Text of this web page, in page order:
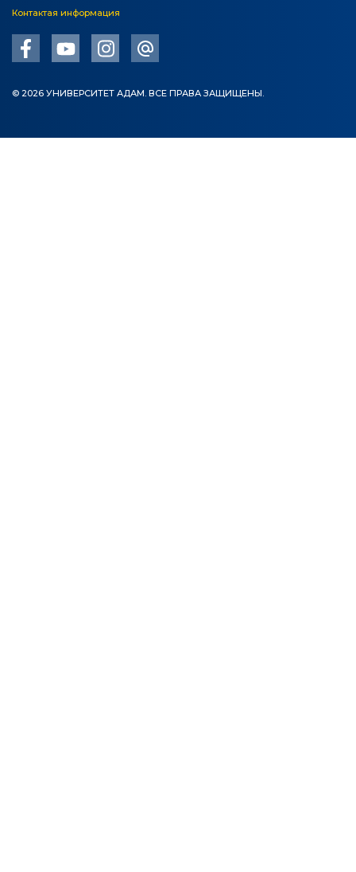
Контактая информация
© 2026 УНИВЕРСИТЕТ АДАМ. ВСЕ ПРАВА ЗАЩИЩЕНЫ.